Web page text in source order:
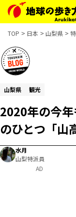
TOP 日本 山梨県
山梨県 観光
2020年の今
のひとつ「山
水月
山梨特派員
AD